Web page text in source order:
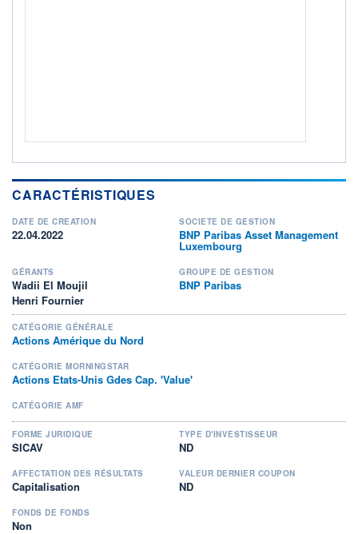
+ PORTEFEUILLE + LISTE
CARACTÉRISTIQUES
DATE DE CRÉATION
22.04.2022
SOCIÉTÉ DE GESTION
BNP Paribas Asset Management
Luxembourg
GÉRANTS
Wadii El Moujil
Henri Fournier
GROUPE DE GESTION
BNP Paribas
CATÉGORIE GÉNÉRALE
Actions Amérique du Nord
CATÉGORIE MORNINGSTAR
Actions Etats-Unis Gdes Cap. 'Value'
CATÉGORIE AMF
FORME JURIDIQUE
SICAV
TYPE D'INVESTISSEUR
ND
AFFECTATION DES RÉSULTATS
Capitalisation
VALEUR DERNIER COUPON
ND
FONDS DE FONDS
Non